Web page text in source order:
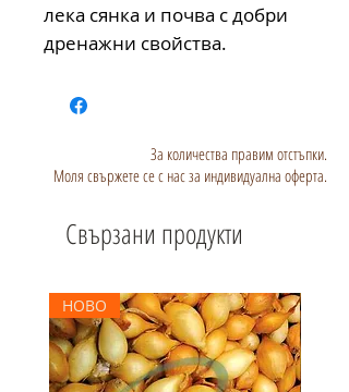
лека сянка и почва с добри
дренажни свойства.
За количества правим отстъпки.
Моля свържете се с нас за индивидуална оферта.
Свързани продукти
НОВО